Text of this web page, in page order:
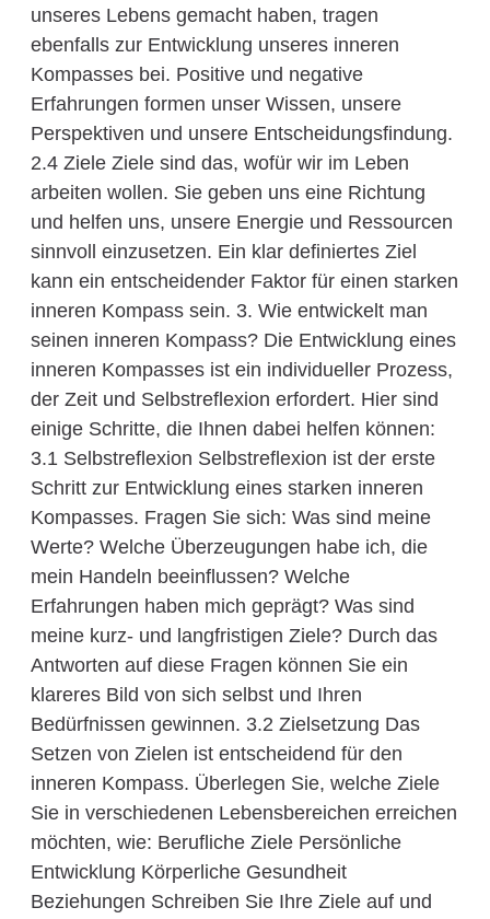
unseres Lebens gemacht haben, tragen
ebenfalls zur Entwicklung unseres inneren
Kompasses bei. Positive und negative
Erfahrungen formen unser Wissen, unsere
Perspektiven und unsere Entscheidungsfindung.
2.4 Ziele Ziele sind das, wofür wir im Leben
arbeiten wollen. Sie geben uns eine Richtung
und helfen uns, unsere Energie und Ressourcen
sinnvoll einzusetzen. Ein klar definiertes Ziel
kann ein entscheidender Faktor für einen starken
inneren Kompass sein. 3. Wie entwickelt man
seinen inneren Kompass? Die Entwicklung eines
inneren Kompasses ist ein individueller Prozess,
der Zeit und Selbstreflexion erfordert. Hier sind
einige Schritte, die Ihnen dabei helfen können:
3.1 Selbstreflexion Selbstreflexion ist der erste
Schritt zur Entwicklung eines starken inneren
Kompasses. Fragen Sie sich: Was sind meine
Werte? Welche Überzeugungen habe ich, die
mein Handeln beeinflussen? Welche
Erfahrungen haben mich geprägt? Was sind
meine kurz- und langfristigen Ziele? Durch das
Antworten auf diese Fragen können Sie ein
klareres Bild von sich selbst und Ihren
Bedürfnissen gewinnen. 3.2 Zielsetzung Das
Setzen von Zielen ist entscheidend für den
inneren Kompass. Überlegen Sie, welche Ziele
Sie in verschiedenen Lebensbereichen erreichen
möchten, wie: Berufliche Ziele Persönliche
Entwicklung Körperliche Gesundheit
Beziehungen Schreiben Sie Ihre Ziele auf und